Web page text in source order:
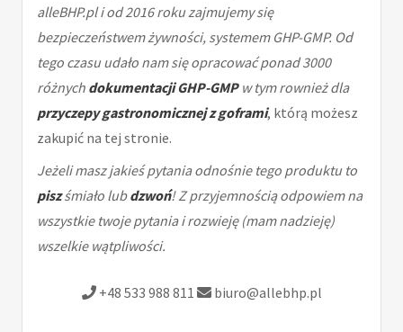
alleBHP.pl i od 2016 roku zajmujemy się
bezpieczeństwem żywności, systemem GHP-GMP. Od
tego czasu udało nam się opracować ponad 3000
różnych dokumentacji GHP-GMPw tym rownież dla
przyczepy gastronomicznej z goframi, którą możesz
zakupić na tej stronie.
Jeżeli masz jakieś pytania odnośnie tego produktu to
piszśmiało lubdzwoń! Z przyjemnością odpowiem na
wszystkie twoje pytania i rozwieję (mam nadzieję)
wszelkie wątpliwości.
+48 533 988 811 biuro@allebhp.pl